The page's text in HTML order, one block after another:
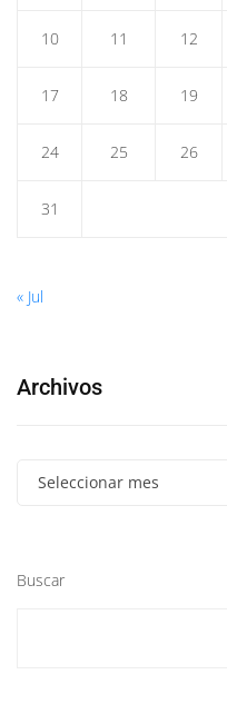
10 11 12
17 18 19
24 25 26
31
« Jul
Archivos
Seleccionar mes
Buscar